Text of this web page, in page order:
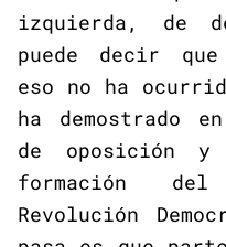
izquierda, de
puede decir
eso no ha
ha demostrado
de oposición
formación
Revolución